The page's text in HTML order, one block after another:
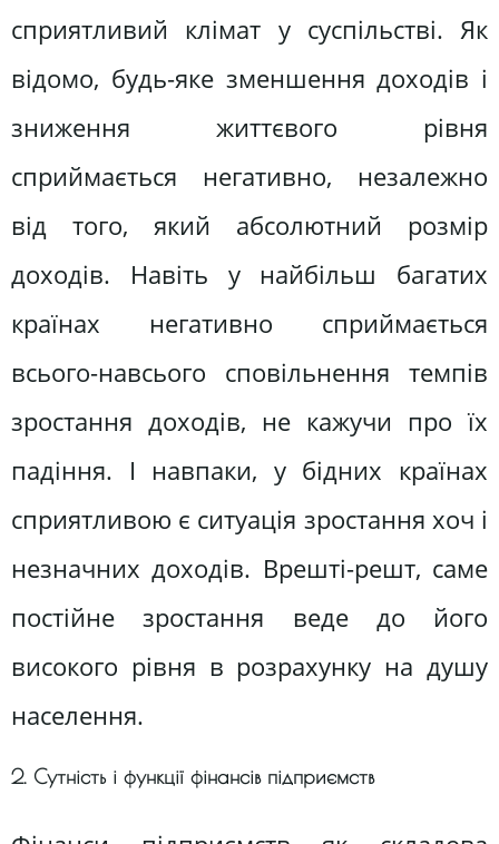
сприятливий клімат у суспільстві. Як
відомо, будь-яке зменшення доходів і
зниження життєвого рівня
сприймається негативно, незалежно
від того, який абсолютний розмір
доходів. Навіть у найбільш багатих
країнах негативно сприймається
всього-навсього сповільнення темпів
зростання доходів, не кажучи про їх
падіння. І навпаки, у бідних країнах
сприятливою є ситуація зростання хоч і
незначних доходів. Врешті-решт, саме
постійне зростання веде до його
високого рівня в розрахунку на душу
населення.
2. Сутність і функції фінансів підприємств